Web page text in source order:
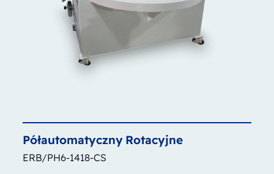
Półautomatyczny Rotacyjne
ERB/PH6-1418-CS